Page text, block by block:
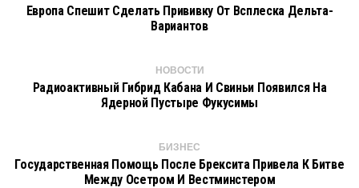
Европа Спешит Сделать Прививку От Всплеска Дельта-
Вариантов
НОВОСТИ
Радиоактивный Гибрид Кабана И Свиньи Появился На
Ядерной Пустыре Фукусимы
БИЗНЕС
Государственная Помощь После Брексита Привела К Битве
Между Осетром И Вестминстером